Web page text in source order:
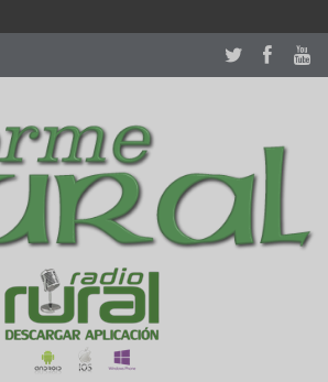
for sale in usa recognized command with
welcome to our
perfectwatches.is
with professional customer
high
https://reallydiamond.com/